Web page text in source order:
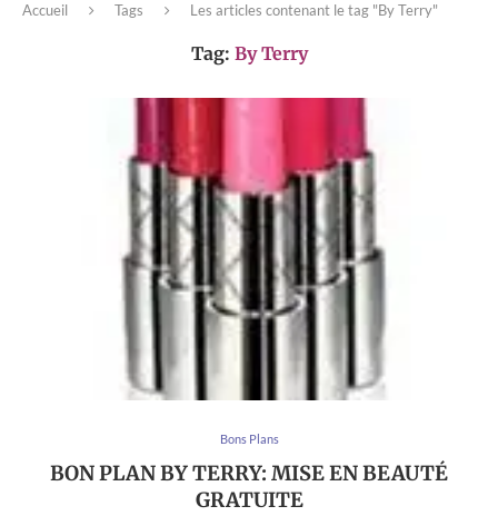
Accueil Tags Les articles contenant le tag "By Terry"
Tag: By Terry
Bons Plans
BON PLAN BY TERRY: MISE EN BEAUTÉ
GRATUITE